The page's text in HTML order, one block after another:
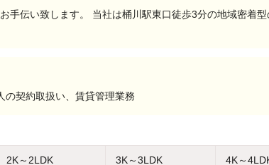
手伝い致します。 当社は桶川駅東口徒歩3分の地域密着
の契約取扱い、賃貸管理業務
2K～2LDK 3K～3LDK 4K～